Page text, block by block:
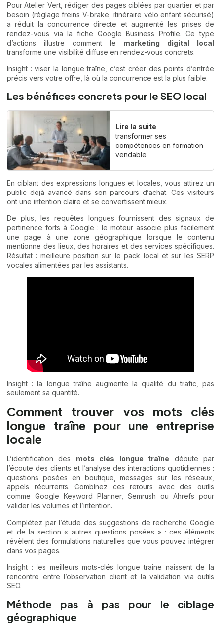
Pour Atelier Vert, rédiger des pages ciblées par quartier et par
besoin (réglage freins V-brake, itinéraire vélo enfant sécurisé)
a réduit la concurrence directe et augmenté les prises de
rendez-vous via la fiche Google Business Profile. Ce type
d’actions illustre comment le marketing digital local
transforme une visibilité diffuse en rendez-vous concrets.
Insight : viser la longue traîne, c’est créer des points d’entrée
précis vers votre offre, là où la concurrence est la plus faible.
Les bénéfices concrets pour le SEO local
Lire la suite
transformer ses
compétences en formation
vendable
En ciblant des expressions longues et locales, vous attirez un
public déjà avancé dans son parcours d’achat. Ces visiteurs
ont une intention claire et se convertissent mieux.
De plus, les requêtes longues fournissent des signaux de
pertinence forts à Google : le moteur associe plus facilement
une page à une zone géographique lorsque le contenu
mentionne des lieux, des horaires et des services spécifiques.
Résultat : meilleure position sur le pack local et sur les SERP
vocales alimentées par les assistants.
Insight : la longue traîne augmente la qualité du trafic, pas
seulement sa quantité.
Comment trouver vos mots clés
longue traîne pour une entreprise
locale
L’identification des mots clés longue traîne débute par
l’écoute des clients et l’analyse des interactions quotidiennes :
questions posées en boutique, messages sur les réseaux,
appels récurrents. Combinez ces retours avec des outils
comme Google Keyword Planner, Semrush ou Ahrefs pour
valider les volumes et l’intention.
Complétez par l’étude des suggestions de recherche Google
et de la section « autres questions posées » : ces éléments
révèlent des formulations naturelles que vous pouvez intégrer
dans vos pages.
Insight : les meilleurs mots-clés longue traîne naissent de la
rencontre entre l’observation client et la validation via outils
SEO.
Méthode pas à pas pour le ciblage
géographique